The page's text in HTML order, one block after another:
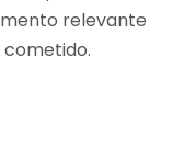
relevante